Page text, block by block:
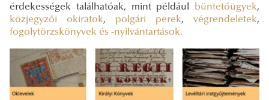
érdekességek találhatóak, mint például büntetőügyek,
közjegyzői okiratok, polgári perek, végrendeletek,
fogolytörzskönyvek és -nyilvántartások.